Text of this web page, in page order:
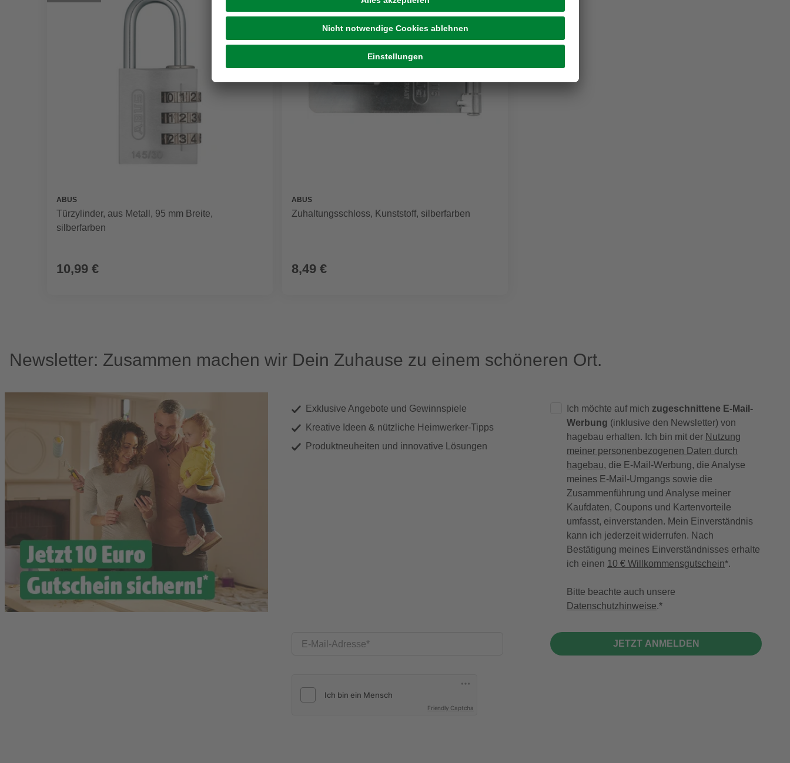
ABUS
Türzylinder, aus Metall, 95 mm Breite,
silberfarben
10,99 €
ABUS
Zuhaltungsschloss, Kunststoff, silberfarben
8,49 €
Newsletter: Zusammen machen wir Dein Zuhause zu einem schöneren Ort.
Exklusive Angebote und Gewinnspiele
Kreative Ideen & nützliche Heimwerker-Tipps
Produktneuheiten und innovative Lösungen
E-Mail-Adresse
Friendly Captcha
Ich möchte auf mich zugeschnittene E-Mail-
Werbung (inklusive den Newsletter) von
hagebau erhalten. Ich bin mit der Nutzung
meiner personenbezogenen Daten durch
hagebau, die E-Mail-Werbung, die Analyse
meines E-Mail-Umgangs sowie die
Zusammenführung und Analyse meiner
Kaufdaten, Coupons und Kartenvorteile
umfasst, einverstanden. Mein Einverständnis
kann ich jederzeit widerrufen. Nach
Bestätigung meines Einverständnisses erhalte
ich einen 10 € Willkommensgutschein*.
Bitte beachte auch unsere
Datenschutzhinweise.
JETZT ANMELDEN